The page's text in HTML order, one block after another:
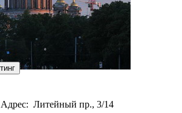
Адрес: Литейный пр., 3/14